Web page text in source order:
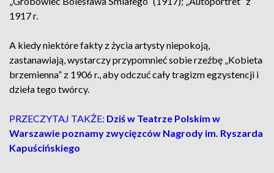
1917 r.
A kiedy niektóre fakty z życia artysty niepokoją,
zastanawiają, wystarczy przypomnieć sobie rzeźbę „Kobieta
brzemienna” z 1906 r., aby odczuć cały tragizm egzystencji i
dzieła tego twórcy.
PRZECZYTAJ TAKŻE: Dziś w Teatrze Polskim w
Warszawie poznamy zwycięzców Nagrody im. Ryszarda
Kapuścińskiego